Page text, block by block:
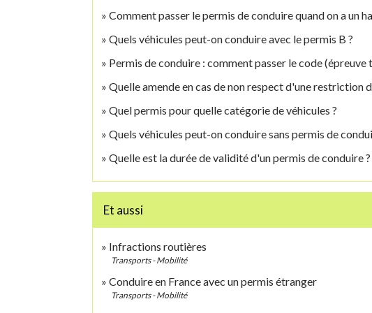
Comment passer le permis de conduire quand on a un
Quels véhicules peut-on conduire avec le permis B ?
Permis de conduire : comment passer le code (épreuve
Quelle amende en cas de non respect d'une restriction
Quel permis pour quelle catégorie de véhicules ?
Quels véhicules peut-on conduire sans permis de
Quelle est la durée de validité d'un permis de conduire ?
Et aussi
Infractions routières
Transports - Mobilité
Conduire en France avec un permis étranger
Transports - Mobilité